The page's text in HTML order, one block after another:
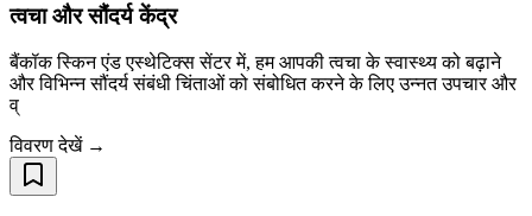
त्वचा और सौंदर्य केंद्र
बैंकॉक स्किन एंड एस्थेटिक्स सेंटर में, हम आपकी त्वचा के स्वास्थ्य को बढ़ाने
और विभिन्न सौंदर्य संबंधी चिंताओं को संबोधित करने के लिए उन्नत उपचार और
व्
विवरण देखें →